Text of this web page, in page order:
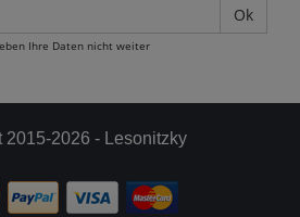
Mail
Adresse
Ihre Daten nicht weiter
2015-2026 - Lesonitzky